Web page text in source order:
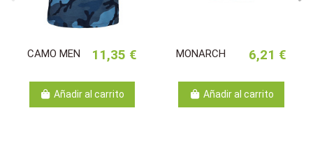
CAMO MEN 11,35 €
Añadir al carrito
MONARCH 6,21 €
Añadir al carrito